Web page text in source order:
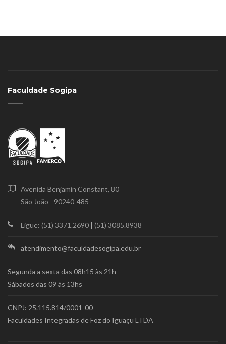
Faculdade Sogipa
Avenida Benjamin Constant, 80
São João - 90240-485
Ligue: (51) 3371.2690 | (51) 3085.8938
atendimento@faculdadesogipa.edu.br
Segunda a sexta das 08h15 às 21h
Sábados das 09 às 13hs
CNPJ: 25.115.814/0001-00
Faculdades Integradas de Foz do Iguaçu LTDA